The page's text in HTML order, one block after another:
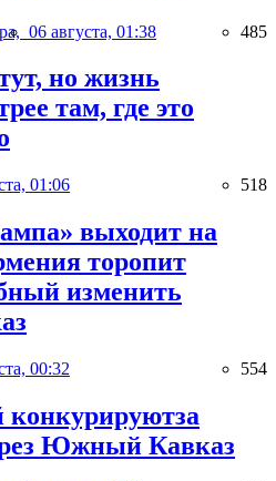
06 августа, 01:38 485
но жизнь
там, где это
01:06 518
выходит на
торопит
изменить
00:32 554
Южный Кавказ